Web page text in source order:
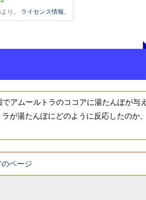
り。 ライセンス情報 。
アムールトラのココアに湯たんぽが与え
が湯たんぽにどのように反応したのか、
ページ